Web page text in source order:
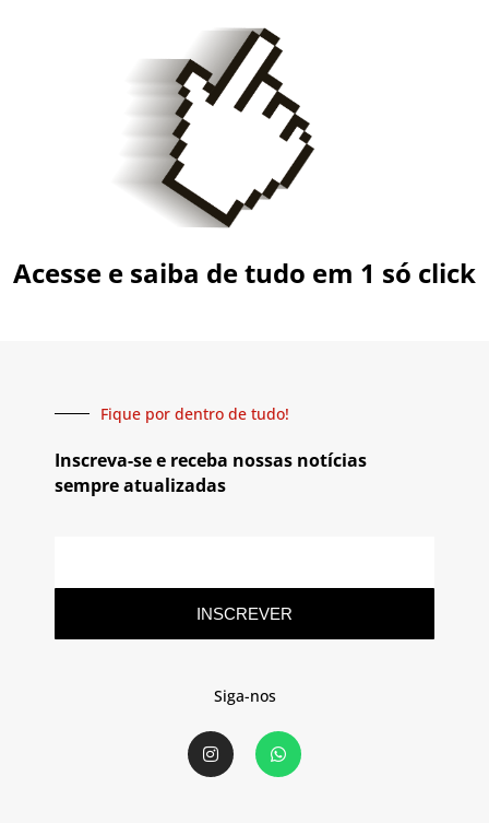
Acesse e saiba de tudo em 1 só click
Fique por dentro de tudo!
Inscreva-se e receba nossas notícias
sempre atualizadas
INSCREVER
Siga-nos